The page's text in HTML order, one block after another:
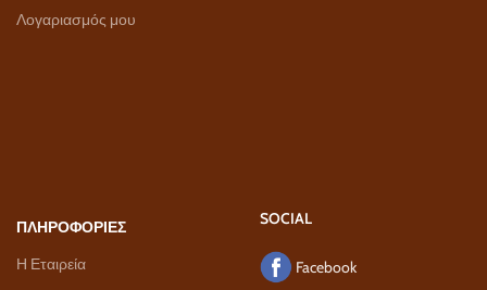
Λογαριασμός μου
ΠΛΗΡΟΦΟΡΙΕΣ
Η Εταιρεία
SOCIAL
Facebook